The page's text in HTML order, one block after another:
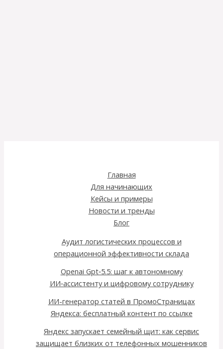
Главная
Для начинающих
Кейсы и примеры
Новости и тренды
Блог
Аудит логистических процессов и
операционной эффективности склада
Openai Gpt‑5.5: шаг к автономному
ИИ‑ассистенту и цифровому сотруднику
ИИ-генератор статей в ПромоСтраницах
Яндекса: бесплатный контент по ссылке
Яндекс запускает семейный щит: как сервис
защищает близких от телефонных мошенников